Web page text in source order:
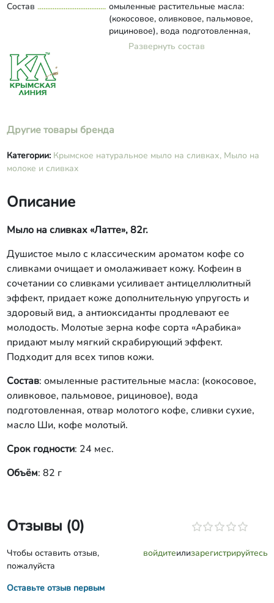
Состав
омыленные растительные масла:
(кокосовое, оливковое, пальмовое,
рициновое), вода подготовленная,
отвар молотого кофе, сливки сухие,
Развернуть состав
Другие товары бренда
Категории: Крымское натуральное мыло на сливках, Мыло на
молоке и сливках
Описание
Мыло на сливках «Латте», 82г.
Душистое мыло с классическим ароматом кофе со
сливками очищает и омолаживает кожу. Кофеин в
сочетании со сливками усиливает антицеллюлитный
эффект, придает коже дополнительную упругость и
здоровый вид, а антиоксиданты продлевают ее
молодость. Молотые зерна кофе сорта «Арабика»
придают мылу мягкий скрабирующий эффект.
Подходит для всех типов кожи.
Состав: омыленные растительные масла: (кокосовое,
оливковое, пальмовое, рициновое), вода
подготовленная, отвар молотого кофе, сливки сухие,
масло Ши, кофе молотый.
Срок годности: 24 мес.
Объём: 82 г
Отзывы (0)
Чтобы оставить отзыв,
пожалуйста
войдитеилизарегистрируйтесь
Оставьте отзыв первым